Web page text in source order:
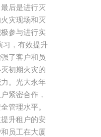
后是进行灭
灾现场和灭
参与进行实
习，有效提升
了客户和员
初期火灾的
。光大永年
紧密合作，
管理水平。
升租户的安
员工在大厦